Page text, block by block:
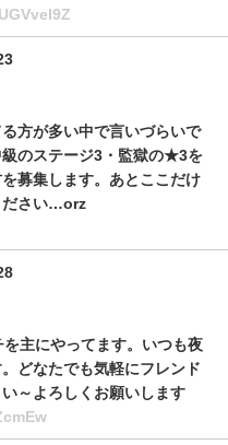
方が多い中で言いづらいで
のステージ3・監獄の★3を
募集します。あとここだけ
ださい…orz
主にやってます。いつも夜
どなたでも気軽にフレンド
～よろしくお願いします